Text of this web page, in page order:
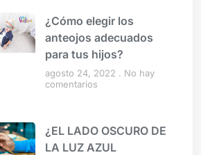
¿Cómo elegir los
anteojos adecuados
para tus hijos?
agosto 24, 2022
No hay
comentarios
¿EL LADO OSCURO DE
LA LUZ AZUL